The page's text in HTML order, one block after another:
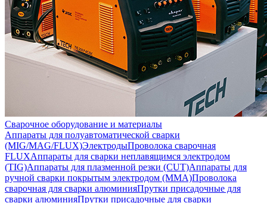
Сварочное оборудование и материалы
Аппараты для полуавтоматической сварки
(MIG/MAG/FLUX)ЭлектродыПроволока сварочная
FLUXАппараты для сварки неплавящимся электродом
(TIG)Аппараты для плазменной резки (CUT)Аппараты для
ручной сварки покрытым электродом (MMA)Проволока
сварочная для сварки алюминияПрутки присадочные для
сварки алюминияПрутки присадочные для сварки